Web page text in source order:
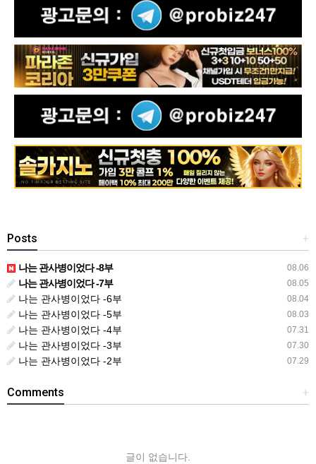
+
Posts
08.06
나는 관사병이었다 -8부
08.05
나는 관사병이었다 -7부
08.04
나는 관사병이었다 -6부
08.03
나는 관사병이었다 -5부
07.31
나는 관사병이었다 -4부
07.30
나는 관사병이었다 -3부
07.29
나는 관사병이었다 -2부
+
Comments
글이 없습니다.